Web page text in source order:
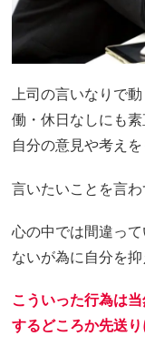
上司の言いなりで
働・休日なしにも素
自分の意見や考え
言いたいことを言わ
心の中では間違っ
ないが為に自分を抑
こういった行為は
するどころか先送り